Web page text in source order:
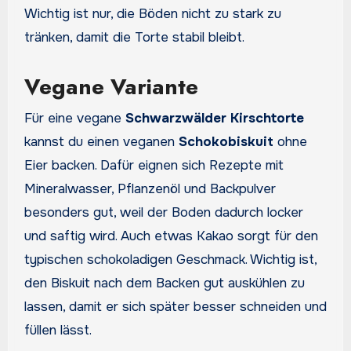
Wichtig ist nur, die Böden nicht zu stark zu
tränken, damit die Torte stabil bleibt.
Vegane Variante
Für eine vegane Schwarzwälder Kirschtorte
kannst du einen veganen Schokobiskuit ohne
Eier backen. Dafür eignen sich Rezepte mit
Mineralwasser, Pflanzenöl und Backpulver
besonders gut, weil der Boden dadurch locker
und saftig wird. Auch etwas Kakao sorgt für den
typischen schokoladigen Geschmack. Wichtig ist,
den Biskuit nach dem Backen gut auskühlen zu
lassen, damit er sich später besser schneiden und
füllen lässt.